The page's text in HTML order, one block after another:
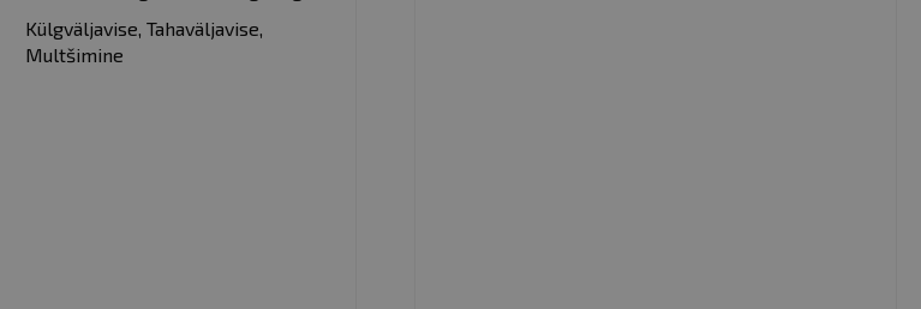
Külgväljavise, Tahaväljavise,
Multšimine